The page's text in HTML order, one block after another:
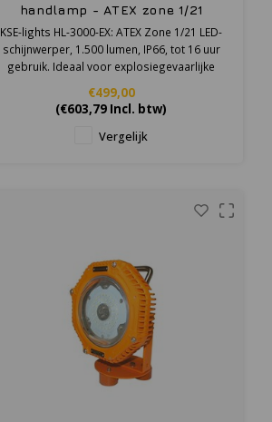
handlamp - ATEX zone 1/21
KSE-lights HL-3000-EX: ATEX Zone 1/21 LED-
schijnwerper, 1.500 lumen, IP66, tot 16 uur
gebruik. Ideaal voor explosiegevaarlijke
€499,00
(€603,79 Incl. btw)
Vergelijk